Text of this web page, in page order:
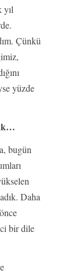
yıl
Çünkü
yüzde
bugün
Daha
bir dile